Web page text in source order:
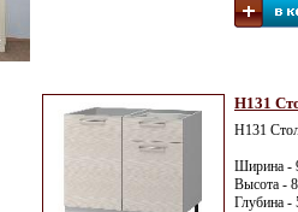
Н131
Н131
Ширина -
Высота -
Глубина